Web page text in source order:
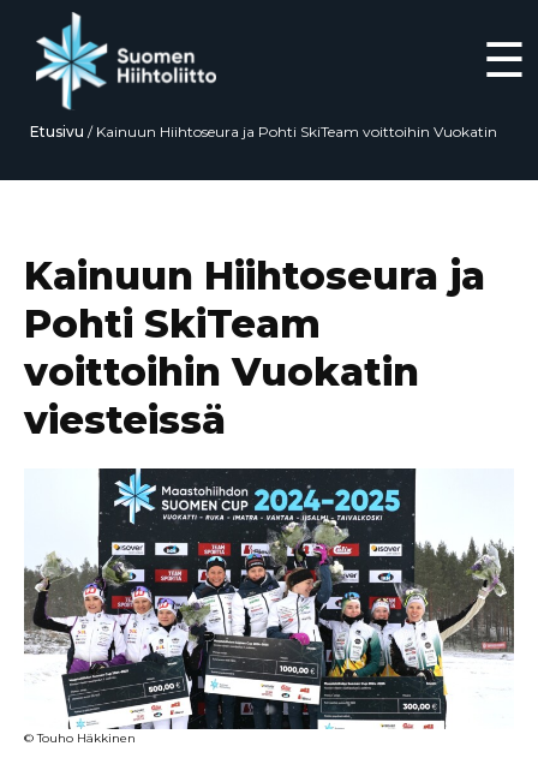
☰
Etusivu / Kainuun Hiihtoseura ja Pohti SkiTeam voittoihin Vuokatin
Kainuun Hiihtoseura ja
Pohti SkiTeam
voittoihin Vuokatin
viesteissä
© Touho Häkkinen